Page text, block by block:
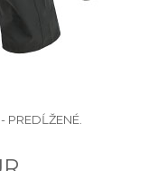
PREDĹŽENÉ.